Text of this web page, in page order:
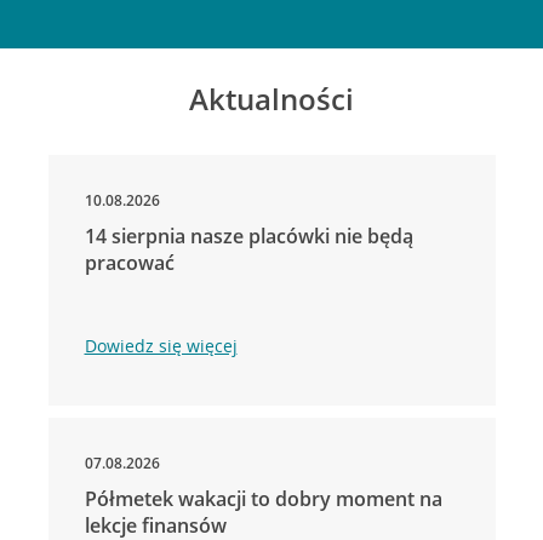
Aktualności
10.08.2026
14 sierpnia nasze placówki nie będą
pracować
Dowiedz się więcej
07.08.2026
Półmetek wakacji to dobry moment na
lekcje finansów